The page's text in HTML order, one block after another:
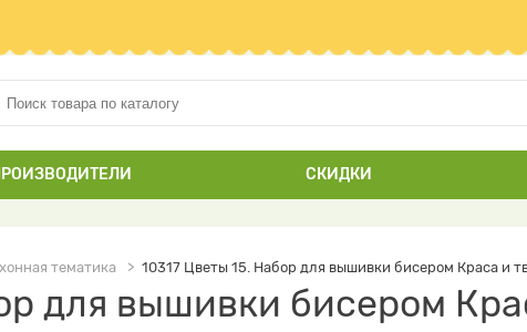
СКИДКИ
тематика 10317 Цветы 15. Набор для вышивки бисером Краса и
для вышивки бисером